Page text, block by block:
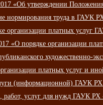
«Об утверждении
нормирования труда в ГАУК
организации платных
«О порядке организации
платных услуг и
(информационной)
работ, услуг для нужд ГАУК